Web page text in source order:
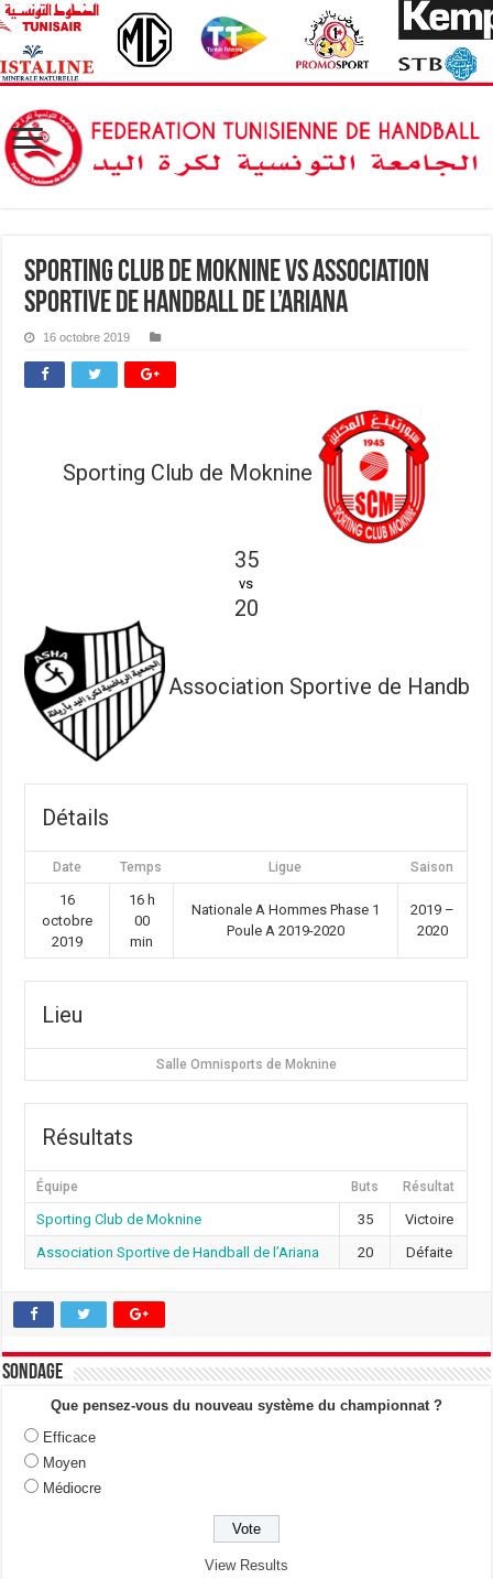
Sporting Club de Moknine vs Association
Sportive de Handball de l’Ariana
16 octobre 2019
Sporting Club de Moknine
35
vs
20
Association Sportive de Handball
Détails
Date Temps Ligue Saison
16
octobre
2019
16 h
00
min
Nationale A Hommes Phase 1
Poule A 2019-2020
2019 –
2020
Lieu
Salle Omnisports de Moknine
Résultats
Équipe Buts Résultat
Sporting Club de Moknine 35
Victoire
Association Sportive de Handball de l’Ariana
20 Défaite
Sondage
Que pensez-vous du nouveau système du championnat ?
Efficace
Moyen
Médiocre
View Results